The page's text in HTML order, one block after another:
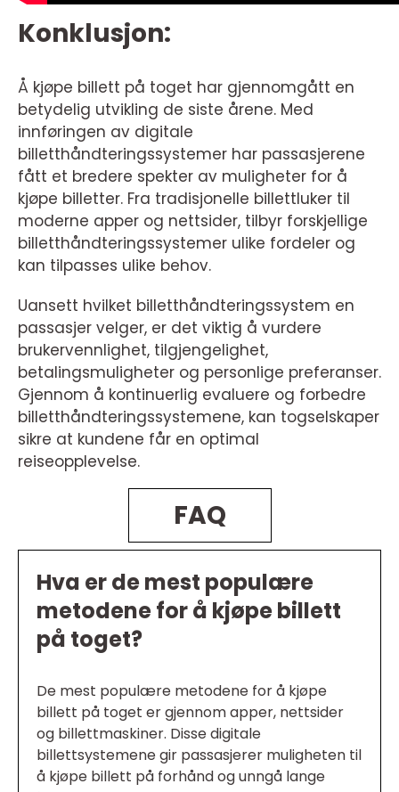
Konklusjon:
Å kjøpe billett på toget har gjennomgått en
betydelig utvikling de siste årene. Med
innføringen av digitale
billetthåndteringssystemer har passasjerene
fått et bredere spekter av muligheter for å
kjøpe billetter. Fra tradisjonelle billettluker til
moderne apper og nettsider, tilbyr forskjellige
billetthåndteringssystemer ulike fordeler og
kan tilpasses ulike behov.
Uansett hvilket billetthåndteringssystem en
passasjer velger, er det viktig å vurdere
brukervennlighet, tilgjengelighet,
betalingsmuligheter og personlige preferanser.
Gjennom å kontinuerlig evaluere og forbedre
billetthåndteringssystemene, kan togselskaper
sikre at kundene får en optimal
reiseopplevelse.
FAQ
Hva er de mest populære
metodene for å kjøpe billett
på toget?
De mest populære metodene for å kjøpe
billett på toget er gjennom apper, nettsider
og billettmaskiner. Disse digitale
billettsystemene gir passasjerer muligheten til
å kjøpe billett på forhånd og unngå lange